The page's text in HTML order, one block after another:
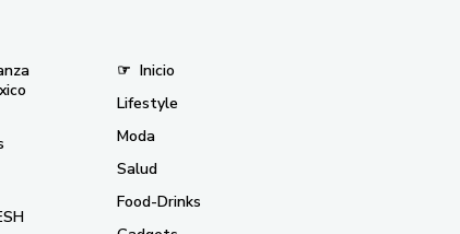
☞ Inicio
Lifestyle
Moda
Salud
Food-Drinks